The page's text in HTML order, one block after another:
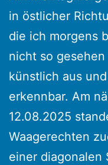
in östlicher
die ich morgens
nicht so
künstlich aus
erkennbar. Am
12.08.2025
Waagerechten
einer diagonalen